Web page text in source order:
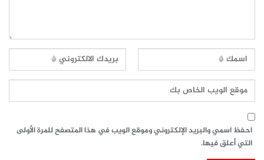
احفظ اسمي والبريد الإلكتروني وموقع الويب في هذا المتصفح للمرة الأولى
التي أعلق فيها.